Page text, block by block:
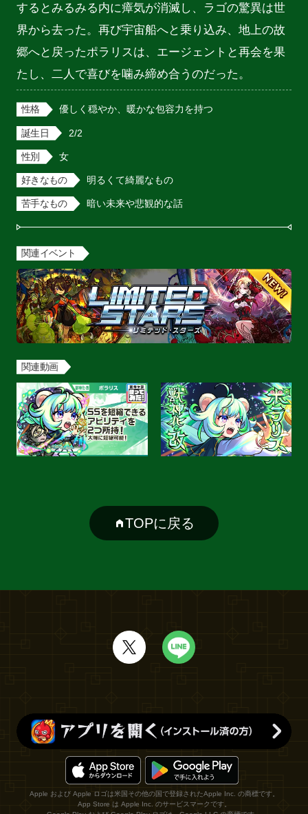
するとみるみる内に瘴気が消滅し、ラゴの驚異は世
界から去った。再び宇宙船へと乗り込み、地上の故
郷へと戻ったポラリスは、エージェントと再会を果
たし、二人で喜びを噛み締め合うのだった。
性格 優しく穏やか、暖かな包容力を持つ
誕生日 2/2
性別 女
好きなもの 明るくて綺麗なもの
苦手なもの 暗い未来や悲観的な話
関連イベント
関連動画
TOPに戻る
Apple および Apple ロゴは米国その他の国で登録されたApple Inc. の商標です。
App Store は Apple Inc. のサービスマークです。